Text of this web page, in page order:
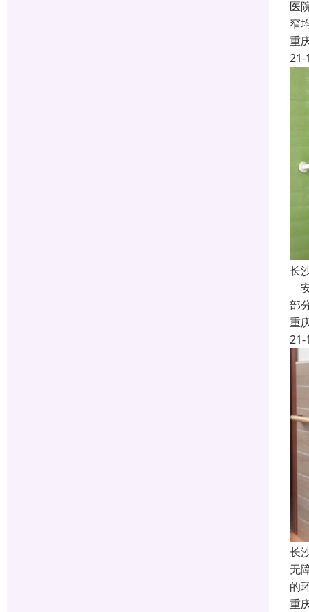
医
窄
重
21-
长
部
重
21-
长
无
的
重